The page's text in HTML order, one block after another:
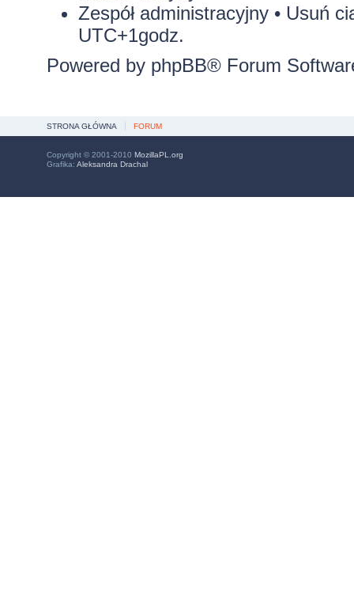
Zespół administracyjny• Usuń
UTC+1godz.
Powered by phpBB® Forum
STRONA GŁÓWNA FORUM
Copyright © 2001-2010 MozillaPL.org
Grafika: Aleksandra Drachal